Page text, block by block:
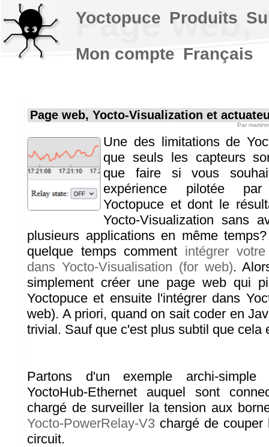
Page web,
Page web, Yocto-Visualization et
Par
Une des limitations de
que seuls les capteurs
que faire si vous
expérience pilotée
Yoctopuce et dont le
Yocto-Visualization sans
plusieurs applications en même
quelque temps comment intégrer
dans Yocto-Visualisation (for web).
simplement créer une page web qui
Yoctopuce et ensuite l'intégrer dans
web). A priori, quand on sait coder en
trivial. Sauf que c'est plus subtil que cela
Partons d'un exemple archi-
YoctoHub-Ethernet auquel sont
chargé de surveiller la tension aux
Yocto-PowerRelay-V3 chargé de couper
circuit.
Yoctopuce Produits
Mon compte Français